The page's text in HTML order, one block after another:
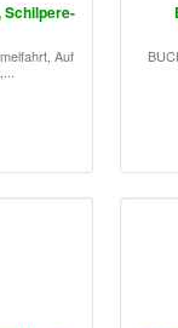
Schilpere-
Auf